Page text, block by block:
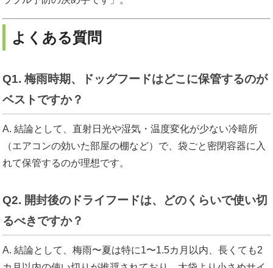
よくある質問
Q1. 梅雨時期、ドッグフードはどこに保管するのが
ベストですか？
A. 結論として、直射日光や湿気・温度変化が少ない冷暗所
（エアコンの効いた部屋の棚など）で、袋ごと密閉容器に入
れて保管するのが理想です。
Q2. 開封後のドライフードは、どのくらいで使い切
るべきですか？
A. 結論として、梅雨〜夏は特に1〜1.5カ月以内、長くても2